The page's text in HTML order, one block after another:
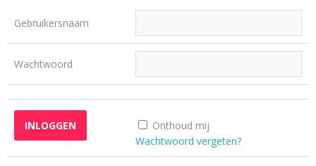
Gebruikersnaam
Wachtwoord
Onthoud mij
Wachtwoord vergeten?